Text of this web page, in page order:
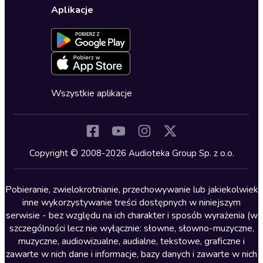
Dla młodzieży
Kryminały
Lektury szkolne
Literatura anglojęzyczna
Literatura faktu
Literatura obyczajowa
Literatura piękna obca
Ustawienia prywatności
Formularz zgłaszania nielegalnych treści
Deklaracja dostępności
Oferta dla firm i bibliotek
Dołącz do newslettera
Blog
Zapowiedzi
Cykle audiobooków
Aplikacje
Wszystkie aplikacje
Copyright © 2008-2026 Audioteka Group Sp. z o.o.
Pobieranie, zwielokrotnianie, przechowywanie lub jakiekolwiek
inne wykorzystywanie treści dostępnych w niniejszym
serwisie - bez względu na ich charakter i sposób wyrażenia (w
szczególności lecz nie wyłącznie: słowne, słowno-muzyczne,
muzyczne, audiowizualne, audialne, tekstowe, graficzne i
zawarte w nich dane i informacje, bazy danych i zawarte w nich